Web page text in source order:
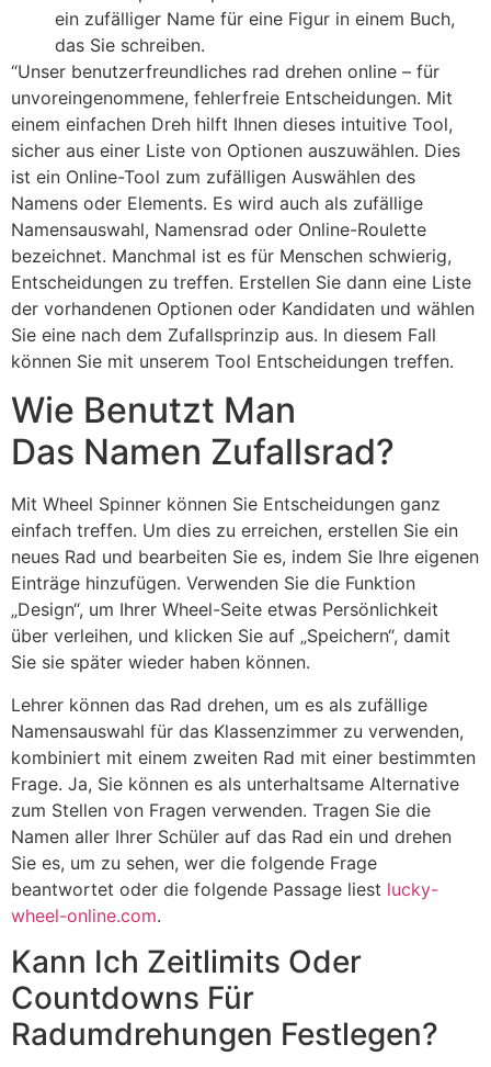
ein zufälliger Name für eine Figur in einem Buch,
das Sie schreiben.
“Unser benutzerfreundliches rad drehen online – für
unvoreingenommene, fehlerfreie Entscheidungen. Mit
einem einfachen Dreh hilft Ihnen dieses intuitive Tool,
sicher aus einer Liste von Optionen auszuwählen. Dies
ist ein Online-Tool zum zufälligen Auswählen des
Namens oder Elements. Es wird auch als zufällige
Namensauswahl, Namensrad oder Online-Roulette
bezeichnet. Manchmal ist es für Menschen schwierig,
Entscheidungen zu treffen. Erstellen Sie dann eine Liste
der vorhandenen Optionen oder Kandidaten und wählen
Sie eine nach dem Zufallsprinzip aus. In diesem Fall
können Sie mit unserem Tool Entscheidungen treffen.
Wie Benutzt Man
Das Namen Zufallsrad?
Mit Wheel Spinner können Sie Entscheidungen ganz
einfach treffen. Um dies zu erreichen, erstellen Sie ein
neues Rad und bearbeiten Sie es, indem Sie Ihre eigenen
Einträge hinzufügen. Verwenden Sie die Funktion
„Design“, um Ihrer Wheel-Seite etwas Persönlichkeit
über verleihen, und klicken Sie auf „Speichern“, damit
Sie sie später wieder haben können.
Lehrer können das Rad drehen, um es als zufällige
Namensauswahl für das Klassenzimmer zu verwenden,
kombiniert mit einem zweiten Rad mit einer bestimmten
Frage. Ja, Sie können es als unterhaltsame Alternative
zum Stellen von Fragen verwenden. Tragen Sie die
Namen aller Ihrer Schüler auf das Rad ein und drehen
Sie es, um zu sehen, wer die folgende Frage
beantwortet oder die folgende Passage liest lucky-
wheel-online.com.
Kann Ich Zeitlimits Oder
Countdowns Für
Radumdrehungen Festlegen?